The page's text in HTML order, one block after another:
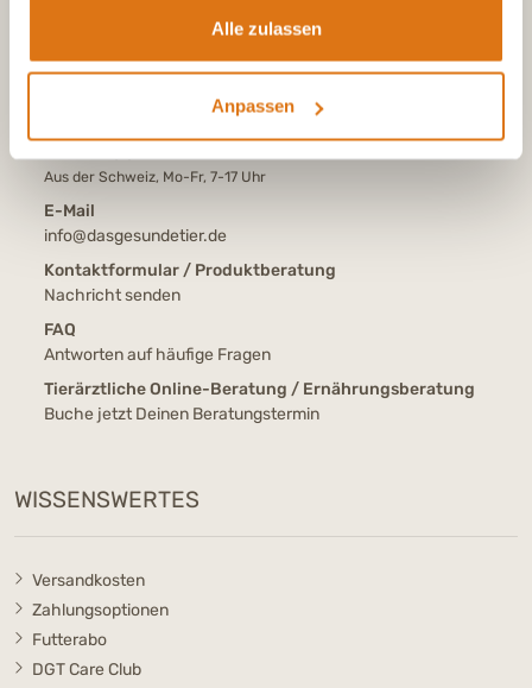
Alle zulassen
Anpassen
+49 (0)6504 7433510
Aus dem deutschen Festnetz, Mo-Fr, 7-17 Uhr
Aus Österreich, Mo-Fr, 7-17 Uhr
Aus der Schweiz, Mo-Fr, 7-17 Uhr
E-Mail
info@dasgesundetier.de
Kontaktformular / Produktberatung
Nachricht senden
FAQ
Antworten auf häufige Fragen
Tierärztliche Online-Beratung / Ernährungsberatung
Buche jetzt Deinen Beratungstermin
WISSENSWERTES
Versandkosten
Zahlungsoptionen
Futterabo
DGT Care Club